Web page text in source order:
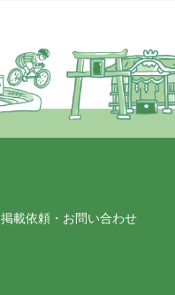
掲載依頼・お問い合わせ